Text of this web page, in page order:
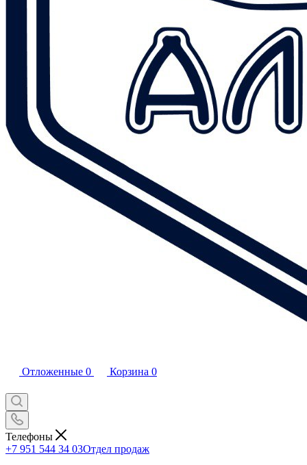
Отложенные 0 Корзина 0
Телефоны
+7 951 544 34 03Отдел продаж